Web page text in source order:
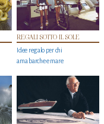
REGALI SOTTO IL SOLE
Idee regalo per chi
ama barche e mare